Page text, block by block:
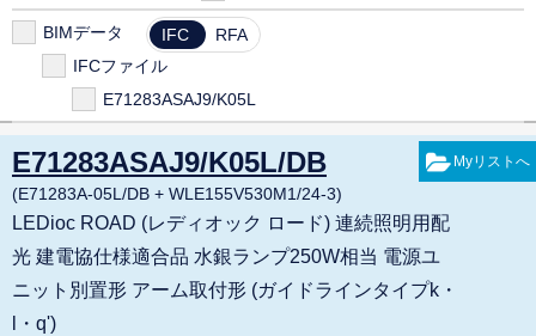
WLE155V530M1/24-3
BIMデータ IFC
RFA
IFCファイル
E71283ASAJ9/K05L
E71283ASAJ9/K05L/DB
(E71283A-05L/DB + WLE155V530M1/24-3)
LEDioc ROAD (レディオック ロード) 連続照明用配
光 建電協仕様適合品 水銀ランプ250W相当 電源ユ
ニット別置形 アーム取付形 (ガイドラインタイプk・
l・q')